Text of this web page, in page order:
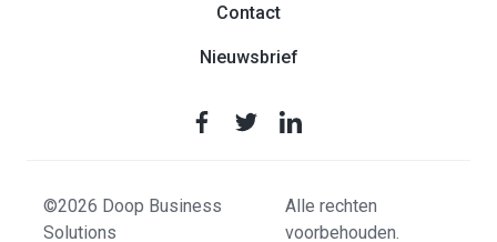
Contact
Nieuwsbrief
©2026 Doop Business
Solutions
Alle rechten
voorbehouden.